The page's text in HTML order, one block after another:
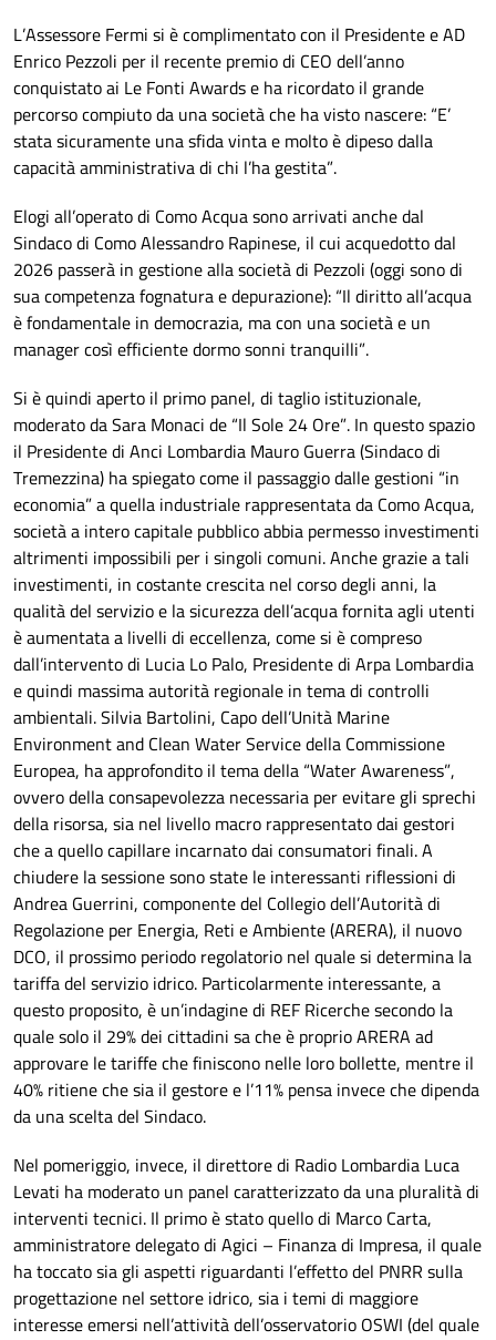
L’Assessore Fermi si è complimentato con il Presidente e AD
Enrico Pezzoli per il recente premio di CEO dell’anno
conquistato ai Le Fonti Awards e ha ricordato il grande
percorso compiuto da una società che ha visto nascere: “E’
stata sicuramente una sfida vinta e molto è dipeso dalla
capacità amministrativa di chi l’ha gestita”.
Elogi all’operato di Como Acqua sono arrivati anche dal
Sindaco di Como Alessandro Rapinese, il cui acquedotto dal
2026 passerà in gestione alla società di Pezzoli (oggi sono di
sua competenza fognatura e depurazione): “Il diritto all’acqua
è fondamentale in democrazia, ma con una società e un
manager così efficiente dormo sonni tranquilli”.
Si è quindi aperto il primo panel, di taglio istituzionale,
moderato da Sara Monaci de “Il Sole 24 Ore”. In questo spazio
il Presidente di Anci Lombardia Mauro Guerra (Sindaco di
Tremezzina) ha spiegato come il passaggio dalle gestioni “in
economia” a quella industriale rappresentata da Como Acqua,
società a intero capitale pubblico abbia permesso investimenti
altrimenti impossibili per i singoli comuni. Anche grazie a tali
investimenti, in costante crescita nel corso degli anni, la
qualità del servizio e la sicurezza dell’acqua fornita agli utenti
è aumentata a livelli di eccellenza, come si è compreso
dall’intervento di Lucia Lo Palo, Presidente di Arpa Lombardia
e quindi massima autorità regionale in tema di controlli
ambientali. Silvia Bartolini, Capo dell’Unità Marine
Environment and Clean Water Service della Commissione
Europea, ha approfondito il tema della “Water Awareness”,
ovvero della consapevolezza necessaria per evitare gli sprechi
della risorsa, sia nel livello macro rappresentato dai gestori
che a quello capillare incarnato dai consumatori finali. A
chiudere la sessione sono state le interessanti riflessioni di
Andrea Guerrini, componente del Collegio dell’Autorità di
Regolazione per Energia, Reti e Ambiente (ARERA), il nuovo
DCO, il prossimo periodo regolatorio nel quale si determina la
tariffa del servizio idrico. Particolarmente interessante, a
questo proposito, è un’indagine di REF Ricerche secondo la
quale solo il 29% dei cittadini sa che è proprio ARERA ad
approvare le tariffe che finiscono nelle loro bollette, mentre il
40% ritiene che sia il gestore e l’11% pensa invece che dipenda
da una scelta del Sindaco.
Nel pomeriggio, invece, il direttore di Radio Lombardia Luca
Levati ha moderato un panel caratterizzato da una pluralità di
interventi tecnici. Il primo è stato quello di Marco Carta,
amministratore delegato di Agici – Finanza di Impresa, il quale
ha toccato sia gli aspetti riguardanti l’effetto del PNRR sulla
progettazione nel settore idrico, sia i temi di maggiore
interesse emersi nell’attività dell’osservatorio OSWI (del quale